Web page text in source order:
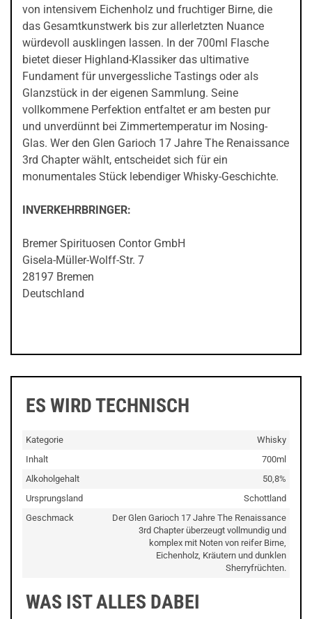
von intensivem Eichenholz und fruchtiger Birne, die
das Gesamtkunstwerk bis zur allerletzten Nuance
würdevoll ausklingen lassen. In der 700ml Flasche
bietet dieser Highland-Klassiker das ultimative
Fundament für unvergessliche Tastings oder als
Glanzstück in der eigenen Sammlung. Seine
vollkommene Perfektion entfaltet er am besten pur
und unverdünnt bei Zimmertemperatur im Nosing-
Glas. Wer den Glen Garioch 17 Jahre The Renaissance
3rd Chapter wählt, entscheidet sich für ein
monumentales Stück lebendiger Whisky-Geschichte.
INVERKEHRBRINGER:
Bremer Spirituosen Contor GmbH
Gisela-Müller-Wolff-Str. 7
28197 Bremen
Deutschland
ES WIRD TECHNISCH
Kategorie
Whisky
Inhalt
700ml
Alkoholgehalt
50,8%
Ursprungsland
Schottland
Geschmack
Der Glen Garioch 17 Jahre The Renaissance
3rd Chapter überzeugt vollmundig und
komplex mit Noten von reifer Birne,
Eichenholz, Kräutern und dunklen
Sherryfrüchten.
WAS IST ALLES DABEI